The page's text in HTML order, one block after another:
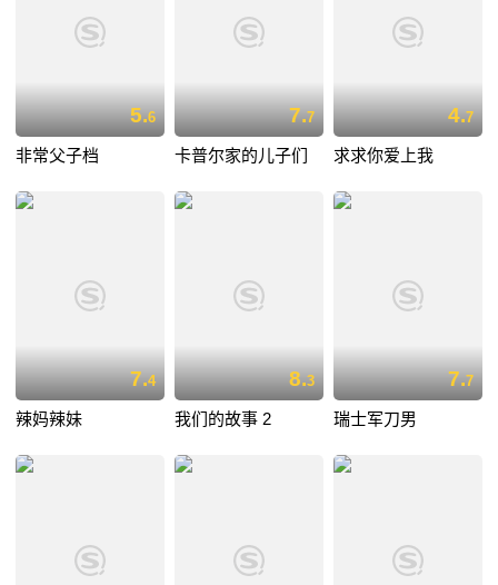
5.6
非常父子档
7.7
卡普尔家的儿子们
4.7
求求你爱上我
7.4
辣妈辣妹
8.3
我们的故事 2
7.7
瑞士军刀男